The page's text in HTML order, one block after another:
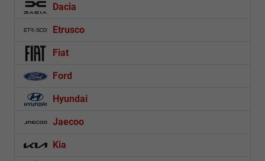
Dacia
Etrusco
Fiat
Ford
Hyundai
Jaecoo
Kia